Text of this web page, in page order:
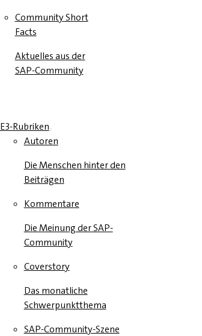
Community Short
Facts
Aktuelles aus der
SAP-Community
E3-Rubriken
Autoren
Die Menschen hinter den
Beiträgen
Kommentare
Die Meinung der SAP-
Community
Coverstory
Das monatliche
Schwerpunktthema
SAP-Community-Szene